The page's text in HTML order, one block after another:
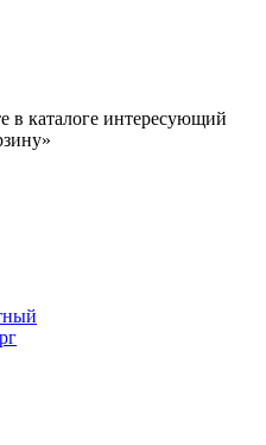
в каталоге интересующий